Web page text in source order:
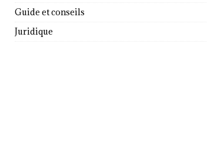
Guide et conseils
Juridique